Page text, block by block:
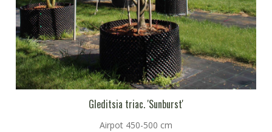
Gleditsia triac. 'Sunburst'
Airpot 450-500 cm